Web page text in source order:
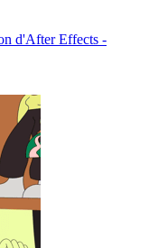
d'After Effects -